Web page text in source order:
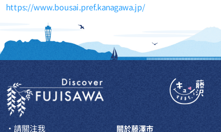
https://www.bousai.pref.kanagawa.jp/
關於藤澤市
・請關注我